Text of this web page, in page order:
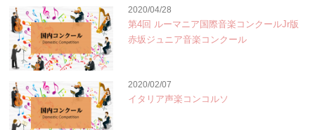
2020/04/28
第4回 ルーマニア国際音楽コンクールJr版
赤坂ジュニア音楽コンクール
2020/02/07
イタリア声楽コンコルソ